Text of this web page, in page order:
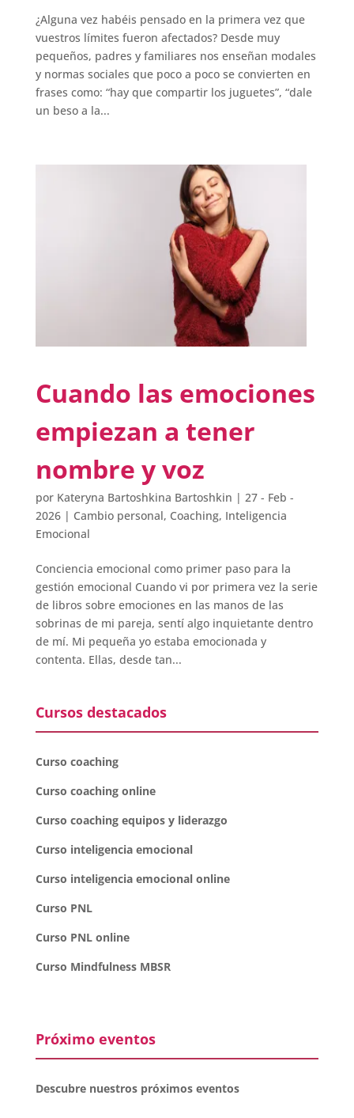
¿Alguna vez habéis pensado en la primera vez que
vuestros límites fueron afectados? Desde muy
pequeños, padres y familiares nos enseñan modales
y normas sociales que poco a poco se convierten en
frases como: “hay que compartir los juguetes”, “dale
un beso a la...
Cuando las emociones
empiezan a tener
nombre y voz
por Kateryna Bartoshkina Bartoshkin | 27 - Feb -
2026| Cambio personal, Coaching, Inteligencia
Emocional
Conciencia emocional como primer paso para la
gestión emocional Cuando vi por primera vez la serie
de libros sobre emociones en las manos de las
sobrinas de mi pareja, sentí algo inquietante dentro
de mí. Mi pequeña yo estaba emocionada y
contenta. Ellas, desde tan...
Cursos destacados
Curso coaching
Curso coaching online
Curso coaching equipos y liderazgo
Curso inteligencia emocional
Curso inteligencia emocional online
Curso PNL
Curso PNL online
Curso Mindfulness MBSR
Próximo eventos
Descubre nuestros próximos eventos